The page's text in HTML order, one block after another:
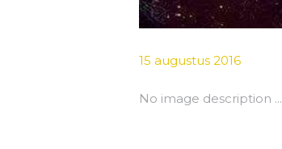
15 augustus 2016
No image description ...